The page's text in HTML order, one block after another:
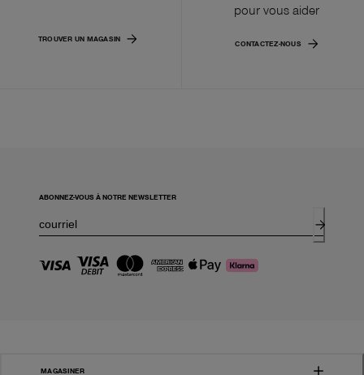
TROUVER UN MAGASIN
pour vous aider
CONTACTEZ-NOUS
ABONNEZ-VOUS À NOTRE NEWSLETTER
MAGASINER